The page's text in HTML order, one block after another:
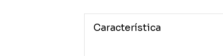
Característica